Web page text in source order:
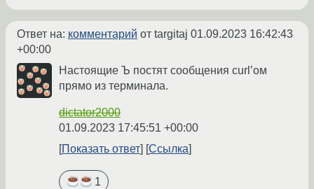
Ответ на: комментарий от targitaj 01.09.2023 16:42:43
+00:00
Настоящие Ъ постят сообщения curl’ом
прямо из терминала.
dictator2000
01.09.2023 17:45:51 +00:00
Показать ответ
Ссылка
1